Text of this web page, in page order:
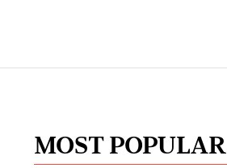
MOST POPULAR